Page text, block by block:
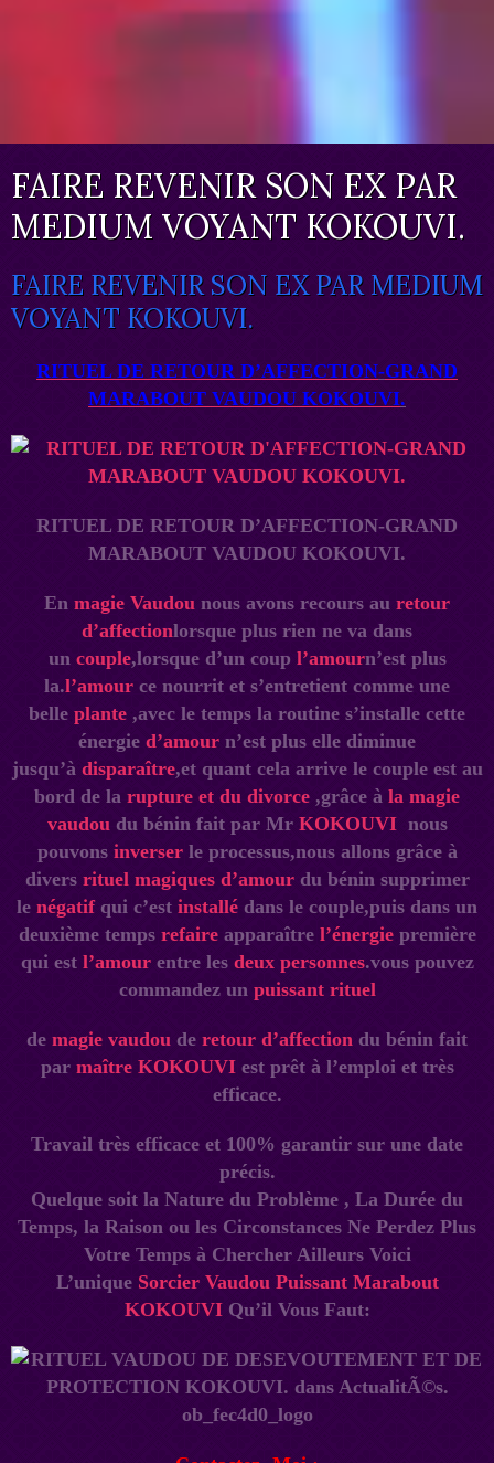
FAIRE REVENIR SON EX PAR
MEDIUM VOYANT KOKOUVI.
FAIRE REVENIR SON EX PAR MEDIUM
VOYANT KOKOUVI.
RITUEL DE RETOUR D’AFFECTION-GRAND
MARABOUT VAUDOU KOKOUVI.
RITUEL DE RETOUR D’AFFECTION-GRAND
MARABOUT VAUDOU KOKOUVI.
En magie Vaudou nous avons recours au retour
d’affectionlorsque plus rien ne va dans
un couple,lorsque d’un coup l’amourn’est plus
la.l’amour ce nourrit et s’entretient comme une
belle plante ,avec le temps la routine s’installe cette
énergie d’amour n’est plus elle diminue
jusqu’à disparaître,et quant cela arrive le couple est au
bord de la rupture et du divorce ,grâce à la magie
vaudou du bénin fait par Mr KOKOUVI nous
pouvons inverser le processus,nous allons grâce à
divers rituel magiques d’amourdu bénin supprimer
le négatif qui c’est installé dans le couple,puis dans un
deuxième temps refaire apparaître l’énergie première
qui est l’amour entre les deux personnes.vous pouvez
commandez un puissant rituel
de magie vaudou de retour d’affection du bénin fait
par maître KOKOUVI est prêt à l’emploi et très
efficace.
Travail très efficace et 100% garantir sur une date
précis.
Quelque soit la Nature du Problème , La Durée du
Temps, la Raison ou les Circonstances Ne Perdez Plus
Votre Temps à Chercher Ailleurs Voici
L’unique Sorcier Vaudou Puissant Marabout
KOKOUVI Qu’il Vous Faut: